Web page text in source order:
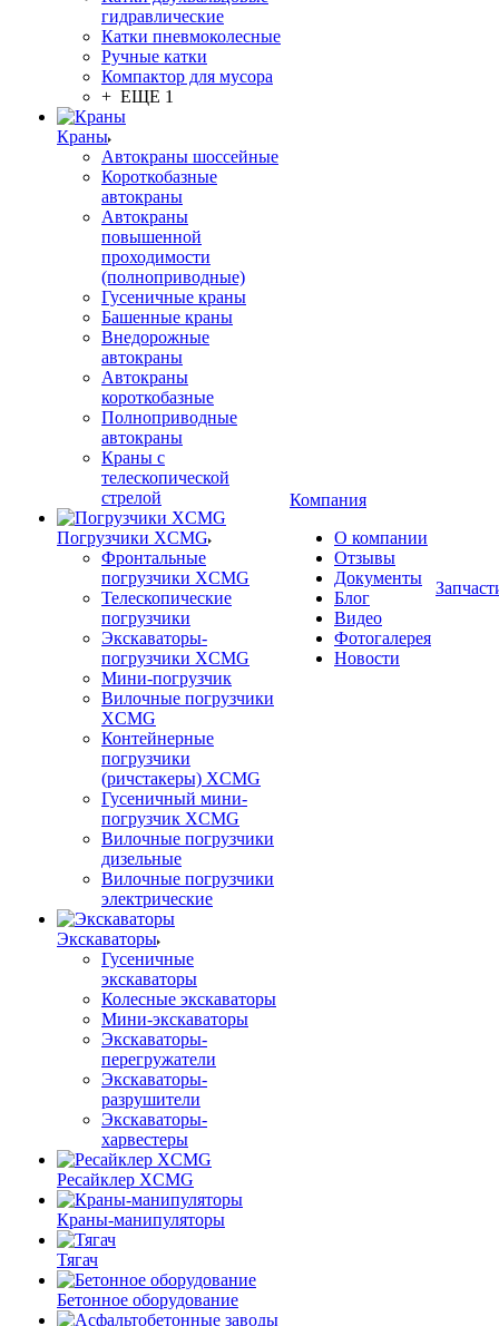
гидравлические
Катки пневмоколесные
Ручные катки
Компактор для мусора
+ ЕЩЕ 1
Краны
Автокраны шоссейные
Короткобазные
автокраны
Автокраны
повышенной
проходимости
(полноприводные)
Гусеничные краны
Башенные краны
Внедорожные
автокраны
Автокраны
короткобазные
Полноприводные
автокраны
Краны с
телескопической
стрелой
Погрузчики XCMG
Фронтальные
погрузчики XCMG
Телескопические
погрузчики
Экскаваторы-
погрузчики XCMG
Мини-погрузчик
Вилочные погрузчики
XCMG
Контейнерные
погрузчики
(ричстакеры) XCMG
Гусеничный мини-
погрузчик XCMG
Вилочные погрузчики
дизельные
Вилочные погрузчики
электрические
Экскаваторы
Гусеничные
экскаваторы
Колесные экскаваторы
Мини-экскаваторы
Экскаваторы-
перегружатели
Экскаваторы-
разрушители
Экскаваторы-
харвестеры
Ресайклер XCMG
Краны-манипуляторы
Тягач
Бетонное оборудование
Компания
О компании
Отзывы
Документы
Блог
Видео
Фотогалерея
Новости